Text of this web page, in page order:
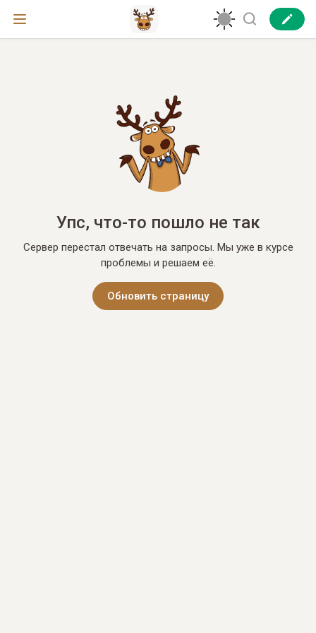
Упс, что-то пошло не так
Сервер перестал отвечать на запросы. Мы уже в курсе
проблемы и решаем её.
Обновить страницу